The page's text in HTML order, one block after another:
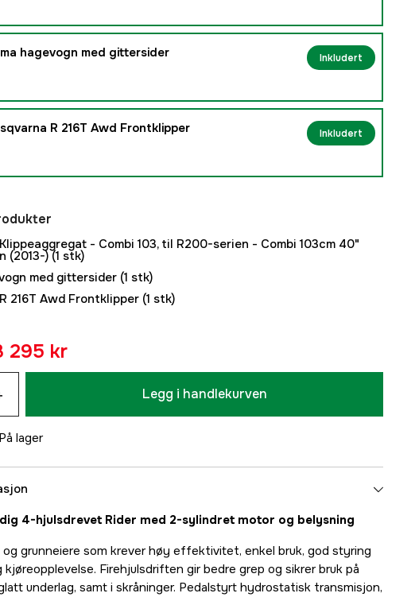
hagevogn med gittersider Inkludert
R 216T Awd Frontklipper Inkludert
- Combi 103, til R200-serien - Combi 103cm 40"
(2013-)(1 stk)
med gittersider (1 stk)
216T Awd Frontklipper (1 stk)
295 kr
Legg i handlekurven
På lager
4-hjulsdrevet Rider med 2-sylindret motor og belysning
og grunneiere som krever høy effektivitet, enkel bruk, god styring
kjøreopplevelse. Firehjulsdriften gir bedre grep og sikrer bruk på
underlag, samt i skråninger. Pedalstyrt hydrostatisk transmisjon,